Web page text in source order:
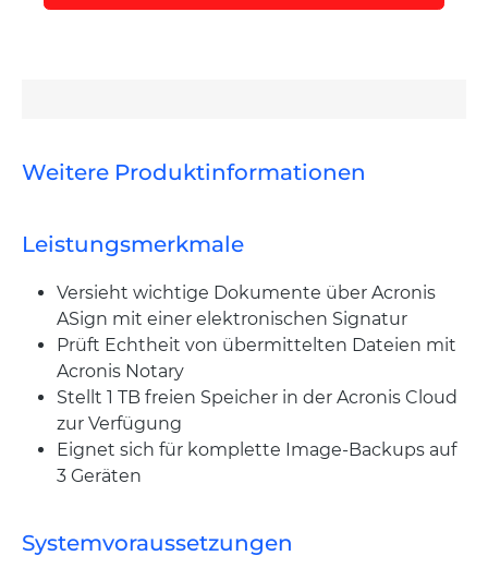
Weitere Produktinformationen
Leistungsmerkmale
Versieht wichtige Dokumente über Acronis
ASign mit einer elektronischen Signatur
Prüft Echtheit von übermittelten Dateien mit
Acronis Notary
Stellt 1 TB freien Speicher in der Acronis Cloud
zur Verfügung
Eignet sich für komplette Image-Backups auf
3 Geräten
Systemvoraussetzungen